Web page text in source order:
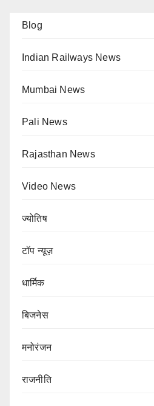
Blog
Indian Railways News
Mumbai News
Pali News
Rajasthan News
Video News
ज्योतिष
टॉप न्यूज़
धार्मिक
बिजनेस
मनोरंजन
राजनीति